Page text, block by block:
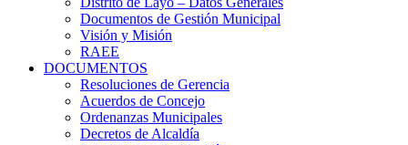
Documentos de Gestión Municipal
Visión y Misión
RAEE
DOCUMENTOS
Resoluciones de Gerencia
Acuerdos de Concejo
Ordenanzas Municipales
Decretos de Alcaldía